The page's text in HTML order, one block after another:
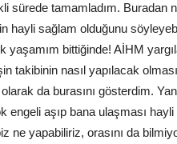
sürede tamamladım. Buradan
hayli sağlam olduğunu
bittiğinde! AİHM
takibinin nasıl yapılacak
da burasını gösterdim.
engeli aşıp bana ulaşması
ne yapabiliriz, orasını da